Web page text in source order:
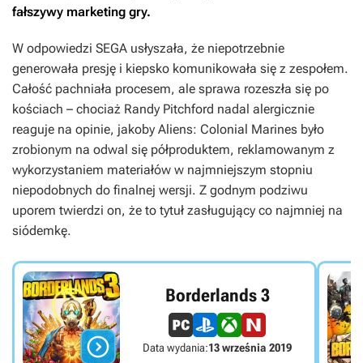
fałszywy marketing gry.
W odpowiedzi SEGA usłyszała, że niepotrzebnie
generowała presję i kiepsko komunikowała się z zespołem.
Całość pachniała procesem, ale sprawa rozeszła się po
kościach – chociaż Randy Pitchford nadal alergicznie
reaguje na opinie, jakoby Aliens: Colonial Marines było
zrobionym na odwal się półproduktem, reklamowanym z
wykorzystaniem materiałów w najmniejszym stopniu
niepodobnych do finalnej wersji. Z godnym podziwu
uporem twierdzi on, że to tytuł zasługujący co najmniej na
siódemkę.

Borderlands 3
Data wydania:13 września 2019